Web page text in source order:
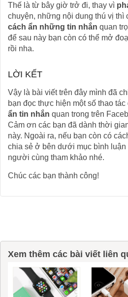
Thế là từ bây giờ trở đi, thay vì
chuyện, những nội dung thú vị thì
cách ẩn những tin nhắn quan
để sau này bạn còn có thể mở
rồi nha.
LỜI KẾT
Vậy là bài viết trên đây mình đã
bạn đọc thực hiện một số thao
ẩn tin nhắn quan trong trên
Cảm ơn các bạn đã dành thời
này. Ngoài ra, nếu bạn còn có
chia sẻ ở bên dưới mục bình luận
người cùng tham khảo nhé.
Chúc các bạn thành công!
Xem thêm các bài viết liên